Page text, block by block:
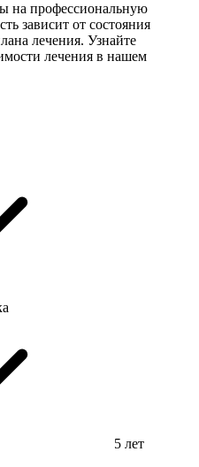
на профессиональную
зависит от состояния
лечения. Узнайте
лечения в нашем
5 лет